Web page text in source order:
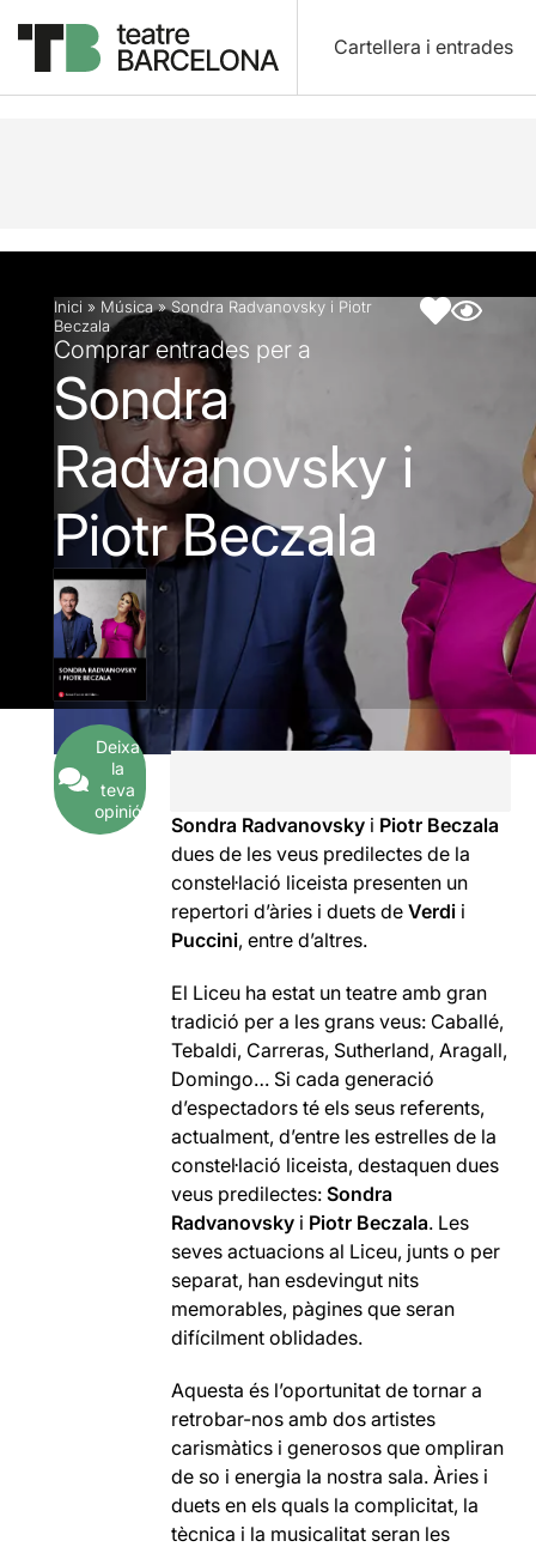
Cartellera i entrades
Descripció Fitxa artística
Inici » Música»Sondra Radvanovsky i Piotr
Beczala
Comprar entrades per a
Sondra
Radvanovsky i
Piotr Beczala
Deixa
la
teva
opinió
Sondra Radvanovsky i Piotr Beczala
dues de les veus predilectes de la
constel·lació liceista presenten un
repertori d’àries i duets deVerdi i
Puccini, entre d’altres.
El Liceu ha estat un teatre amb gran
tradició per a les grans veus: Caballé,
Tebaldi, Carreras, Sutherland, Aragall,
Domingo… Si cada generació
d’espectadors té els seus referents,
actualment, d’entre les estrelles de la
constel·lació liceista, destaquen dues
veus predilectes:Sondra
Radvanovsky i Piotr Beczala. Les
seves actuacions al Liceu, junts o per
separat, han esdevingut nits
memorables, pàgines que seran
difícilment oblidades.
Aquesta és l’oportunitat de tornar a
retrobar-nos amb dos artistes
carismàtics i generosos que ompliran
de so i energia la nostra sala. Àries i
duets en els quals la complicitat, la
tècnica i la musicalitat seran les